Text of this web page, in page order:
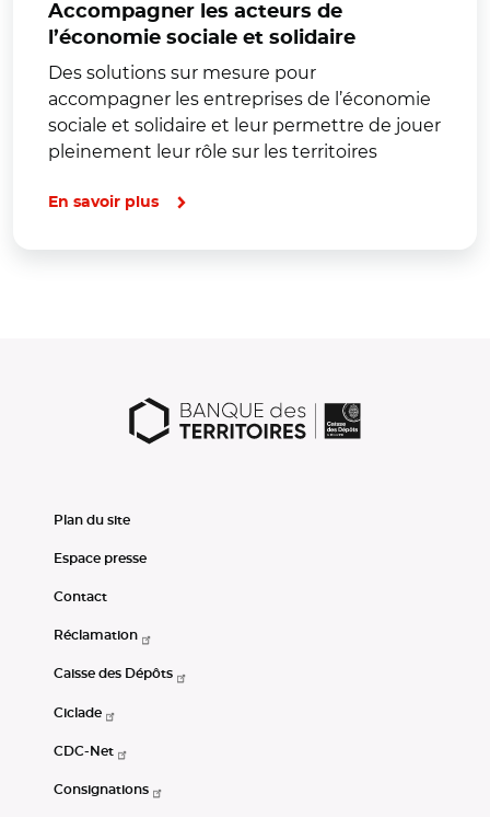
Accompagner les acteurs de
l’économie sociale et solidaire
Des solutions sur mesure pour
accompagner les entreprises de l’économie
sociale et solidaire et leur permettre de jouer
pleinement leur rôle sur les territoires
En savoir plus
Plan du site
Espace presse
Contact
Réclamation
Caisse des Dépôts
Ciclade
CDC-Net
Consignations